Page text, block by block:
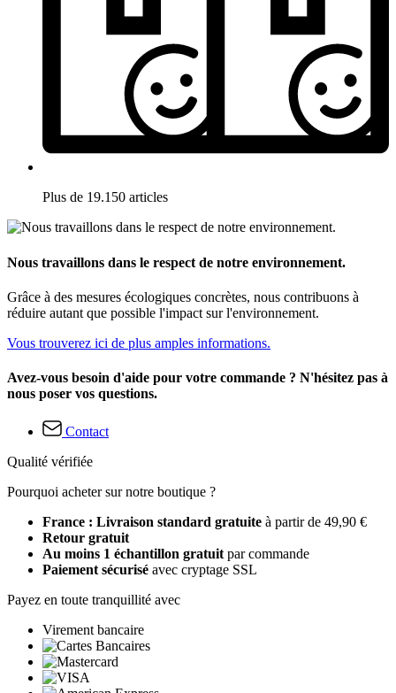
Plus de 19.150 articles
Nous travaillons dans le respect de notre environnement.
Grâce à des mesures écologiques concrètes, nous contribuons à
réduire autant que possible l'impact sur l'environnement.
Vous trouverez ici de plus amples informations.
Avez-vous besoin d'aide pour votre commande ? N'hésitez pas à
nous poser vos questions.
Contact
Qualité vérifiée
Pourquoi acheter sur notre boutique ?
France : Livraison standard gratuite à partir de 49,90 €
Retour gratuit
Au moins 1 échantillon gratuit par commande
Paiement sécurisé avec cryptage SSL
Payez en toute tranquillité avec
Virement bancaire